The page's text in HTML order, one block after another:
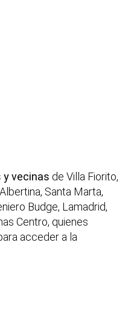
y vecinas de Villa Fiorito,
Santa Marta,
Budge, Lamadrid,
Centro, quienes
acceder a la